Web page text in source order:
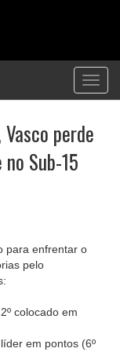
perde
Sub-15
para enfrentar o
pelo
colocado em
em pontos (6º